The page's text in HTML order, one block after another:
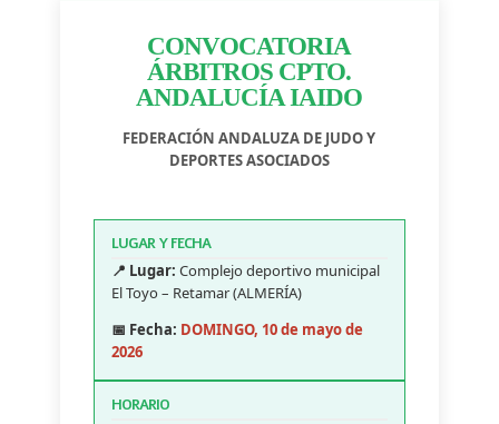
CONVOCATORIA
ÁRBITROS CPTO.
ANDALUCÍA IAIDO
FEDERACIÓN ANDALUZA DE JUDO Y
DEPORTES ASOCIADOS
LUGAR Y FECHA
📍 Lugar: Complejo deportivo municipal
El Toyo – Retamar (ALMERÍA)
📅 Fecha: DOMINGO, 10 de mayo de
2026
HORARIO